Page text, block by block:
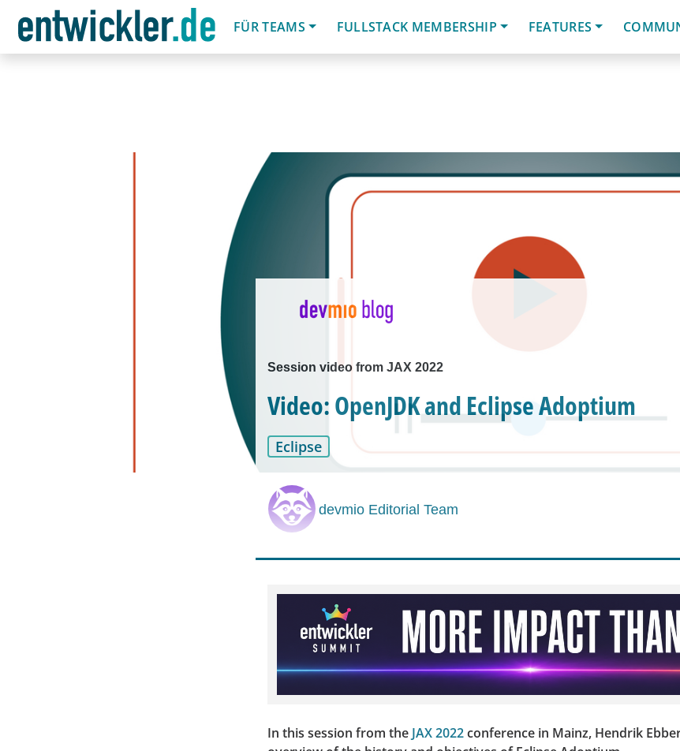
FÜR TEAMS
FULLSTACK MEMBERSHIP FEATURES
Session video from JAX 2022
Video: OpenJDK and Eclipse Adoptium
Eclipse
devmio Editorial Team
In this session from the JAX 2022conference in Mainz, Hendrik